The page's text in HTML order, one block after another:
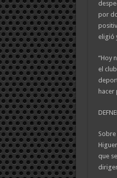
por
eligió
“Hoy
el
hacer
que